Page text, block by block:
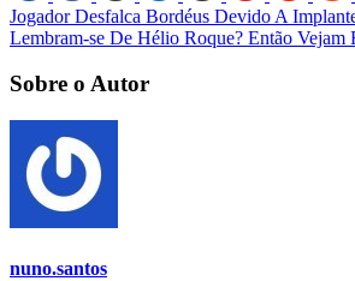
Jogador Desfalca Bordéus Devido A
Lembram-se De Hélio Roque? Então
Sobre o Autor
nuno.santos